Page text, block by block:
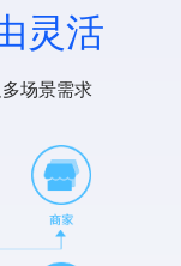
灵活
场景需求